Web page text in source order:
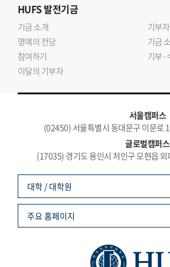
HUFS발전기금
기금 소개
기부
명예의 전당
기금
참여하기
기부·
이달의 기부자
서울캠퍼스
(02450) 서울특별시 동대문구 이문
글로벌캠퍼스
(17035) 경기도 용인시 처인구 모현읍
대학 / 대학원
주요 홈페이지